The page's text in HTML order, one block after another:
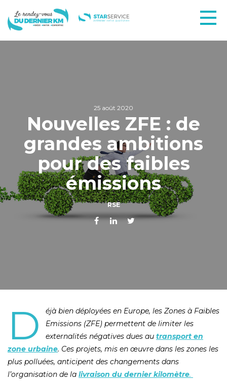
25 août 2020
Nouvelles ZFE : de
grandes ambitions
pour des faibles
émissions
RSE
D
éjà bien déployées en Europe, les Zones à Faibles
Emissions (ZFE) permettent de limiter les
externalités négatives dues au transport en
zone urbaine. Ces projets, mis en œuvre dans les zones les
plus polluées, anticipent des changements dans
l’organisation de la livraison du dernier kilomètre.